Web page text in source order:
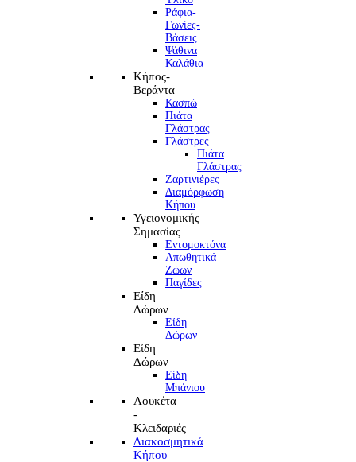
Ράφια-
Γωνίες-
Βάσεις
Ψάθινα
Καλάθια
Κήπος-
Βεράντα
Κασπώ
Πιάτα
Γλάστρας
Γλάστρες
Πιάτα
Γλάστρας
Ζαρτινιέρες
Διαμόρφωση
Κήπου
Υγειονομικής
Σημασίας
Εντομοκτόνα
Απωθητικά
Ζώων
Παγίδες
Είδη
Δώρων
Είδη
Δώρων
Είδη
Δώρων
Είδη
Μπάνιου
Λουκέτα
-
Κλειδαριές
Διακοσμητικά
Κήπου